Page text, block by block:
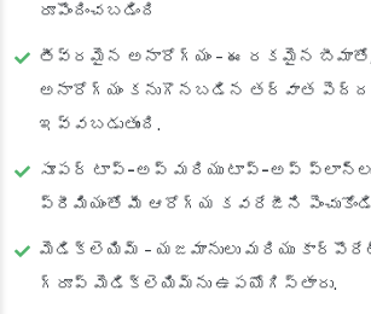
రూపొందించబడింది
తీవ్రమైన అనారోగ్యం - ఈ రకమైన
అనారోగ్యం కనుగొనబడిన తర్వాత పెద్ద
ఇవ్వబడుతుంది.
సూపర్ టాప్-అప్ మరియు టాప్-అప్
ప్రీమియంతో మీ ఆరోగ్య కవరేజీని పెంచుకోండి
మెడిక్లెయిమ్ - యజమానులు మరియు
గ్రూప్ మెడిక్లెయిమ్‌ను ఉపయోగిస్తారు.